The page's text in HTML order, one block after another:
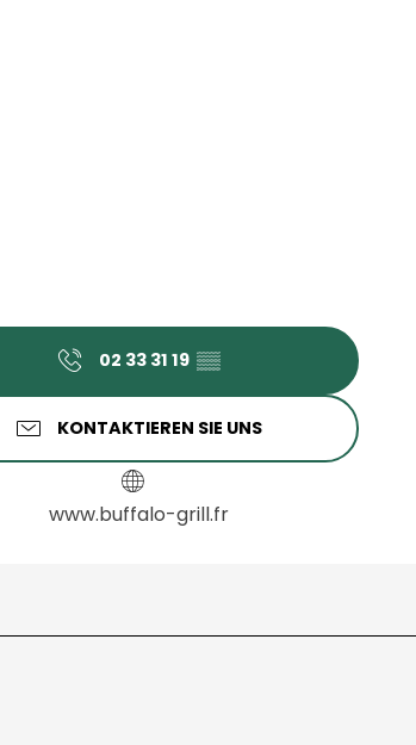
02 33 31 19 ▒▒
KONTAKTIEREN SIE UNS
www.buffalo-grill.fr